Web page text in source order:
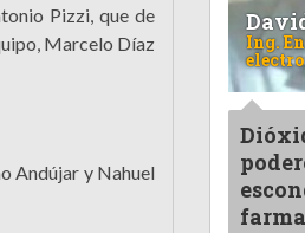
Pizzi, que de
Marcelo Díaz
Andújar y Nahuel
Ing.